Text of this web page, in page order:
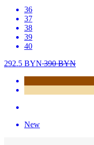
36
37
38
39
40
292.5 BYN390BYN
New